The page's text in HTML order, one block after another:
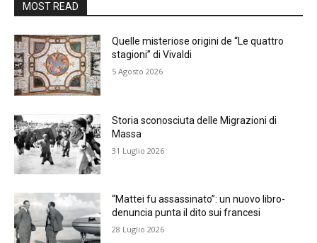
MOST READ
Quelle misteriose origini de “Le quattro
stagioni” di Vivaldi
5 Agosto 2026
Storia sconosciuta delle Migrazioni di
Massa
31 Luglio 2026
“Mattei fu assassinato”: un nuovo libro-
denuncia punta il dito sui francesi
28 Luglio 2026